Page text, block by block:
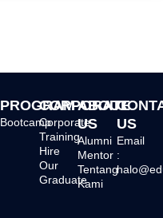
PROGRAM
Bootcamp
CORPORATE
Corporate
Training
Hire
Our
Graduate
ABOUT
US
Alumni
Mentor
Tentang
Kami
US
Email
: